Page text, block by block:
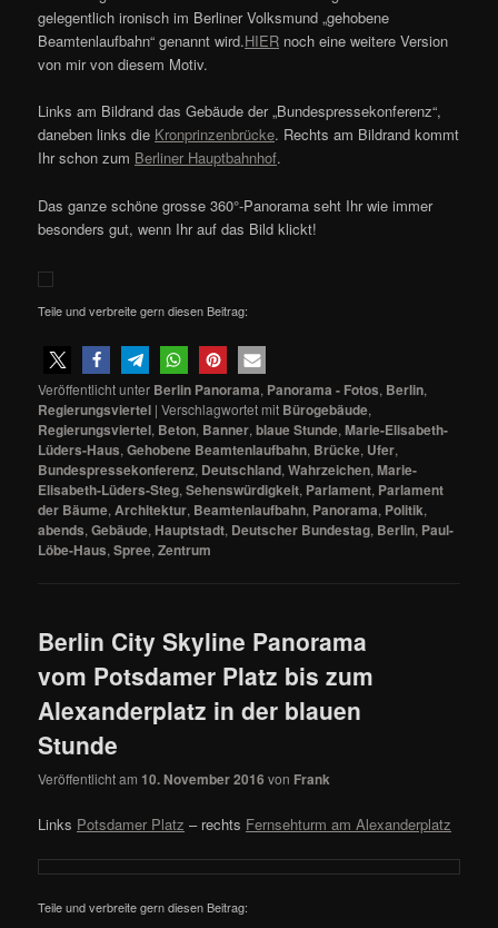
gelegentlich ironisch im Berliner Volksmund „gehobene
Beamtenlaufbahn“ genannt wird.HIER noch eine weitere Version
von mir von diesem Motiv.
Links am Bildrand das Gebäude der „Bundespressekonferenz“,
daneben links die Kronprinzenbrücke. Rechts am Bildrand kommt
Ihr schon zum Berliner Hauptbahnhof.
Das ganze schöne grosse 360°-Panorama seht Ihr wie immer
besonders gut, wenn Ihr auf das Bild klickt!
Teile und verbreite gern diesen Beitrag:
Veröffentlicht unter Berlin Panorama, Panorama - Fotos, Berlin,
Regierungsviertel |Verschlagwortet mit Bürogebäude,
Regierungsviertel, Beton, Banner,blaue Stunde,Marie-Elisabeth-
Lüders-Haus,Gehobene Beamtenlaufbahn, Brücke, Ufer,
Bundespressekonferenz, Deutschland,Wahrzeichen,Marie-
Elisabeth-Lüders-Steg,Sehenswürdigkeit, Parlament, Parlament
der Bäume, Architektur, Beamtenlaufbahn, Panorama, Politik,
abends,Gebäude, Hauptstadt, Deutscher Bundestag, Berlin, Paul-
Löbe-Haus,Spree,Zentrum
Berlin City Skyline Panorama
vom Potsdamer Platz bis zum
Alexanderplatz in der blauen
Stunde
Veröffentlicht am 10. November 2016 von Frank
Links Potsdamer Platz – rechts Fernsehturm am Alexanderplatz
Teile und verbreite gern diesen Beitrag: